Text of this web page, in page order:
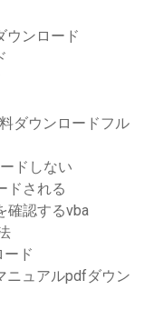
ウンロード
ダウンロードフル
ドしない
ドされる
確認するvba
ード
ニュアルpdfダウン